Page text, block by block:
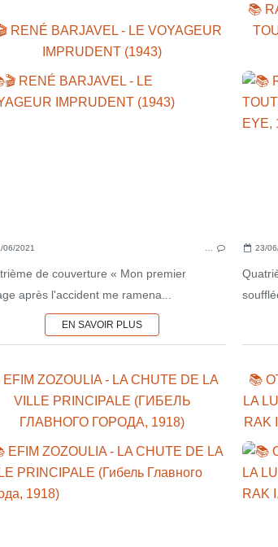
📚
23/
RENÉ BARJAVEL - LE VOYAGEUR
IMPRUDENT (1943)
06/2021
de couverture « Mon premier
après l'accident me ramena...
EN SAVOIR PLUS
EFIM ZOZOULIA - LA CHUTE DE LA
VILLE PRINCIPALE (ГИБЕЛЬ
ГЛАВНОГО ГОРОДА, 1918)
📚
LA
RAK